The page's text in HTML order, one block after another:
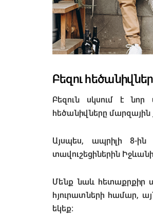
Բեզու
Բեզուն սկսում է նոր
հեծանիվները մարզային
Այսպես, ապրիլի 8-ին
տավուշեցիներին
Մենք նաև հետաքրքիր
հյուրատների համար,
եկեք: